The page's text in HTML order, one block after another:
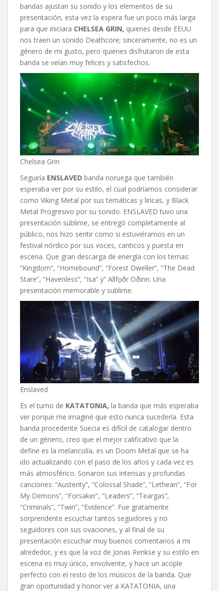
bandas ajustan su sonido y los elementos de su
presentación, esta vez la espera fue un poco más larga
para que iniciara CHELSEA GRIN, quienes desde EEUU
nos traen un sonido Deathcore; sinceramente, no es un
género de mi gusto, pero quienes disfrutaron de esta
banda se veían muy felices y satisfechos.
Chelsea Grin
Seguiría ENSLAVED banda noruega que también
esperaba ver por su estilo, el cual podríamos considerar
como Viking Metal por sus temáticas y liricas, y Black
Metal Progresivo por su sonido. ENSLAVED tuvo una
presentación sublime, se entregó completamente al
público, nos hizo sentir como si estuviéramos en un
festival nórdico por sus voces, canticos y puesta en
escena. Que gran descarga de energía con los temas:
“Kingdom”, “Homebound”, “Forest Dweller”, “The Dead
Stare”, “Havenless”, “Isa” y” Allfǫðr Oðinn. Una
presentación memorable y sublime.
Enslaved
Es el turno de KATATONIA, la banda que más esperaba
ver porque me imaginé que esto nunca sucedería. Esta
banda procedente Suecia es difícil de catalogar dentro
de un género, creo que el mejor calificativo que la
define es la melancolía, es un Doom Metal que se ha
ido actualizando con el paso de los años y cada vez es
más atmosférico. Sonaron sus intensas y profundas
canciones: “Austerity”, “Colossal Shade”, “Lethean”, “For
My Demons”, “Forsaker”, “Leaders”, “Teargas”,
“Criminals”, “Twin”, “Evidence”. Fue gratamente
sorprendente escuchar tantos seguidores y no
seguidores con sus ovaciones, y al final de su
presentación escuchar muy buenos comentarios a mi
alrededor, y es que la voz de Jonas Renkse y su estilo en
escena es muy único, envolvente, y hace un acople
perfecto con el resto de los músicos de la banda. Que
gran oportunidad y honor ver a KATATONIA, una